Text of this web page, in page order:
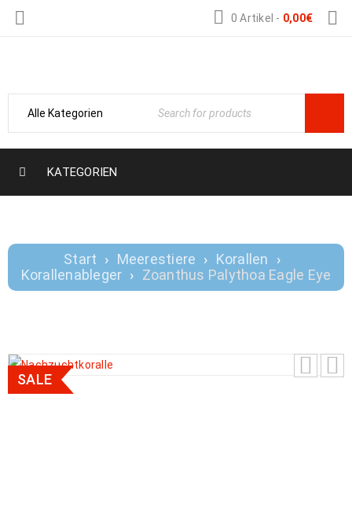
0 Artikel - 0,00€
KATEGORIEN
Start › Meerestiere › Korallen
›
Korallenableger › Zoanthus Palythoa Eagle Eye
SALE